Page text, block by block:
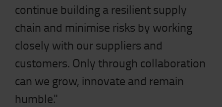
continue building a resilient supply
chain and minimise risks by working
closely with our suppliers and
customers. Only through collaboration
can we grow, innovate and remain
humble."